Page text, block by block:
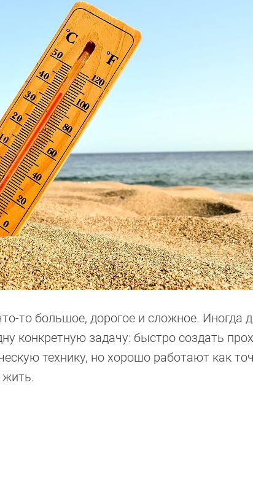
то большое, дорогое и сложное. Иногда
конкретную задачу: быстро создать
технику, но хорошо работают как